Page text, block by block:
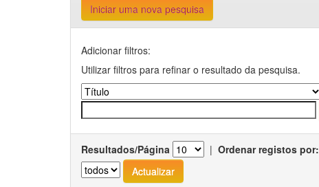
Iniciar uma nova pesquisa
Adicionar filtros:
Utilizar filtros para refinar o resultado da pesquisa.
Resultados/Página | Ordenar registos por: